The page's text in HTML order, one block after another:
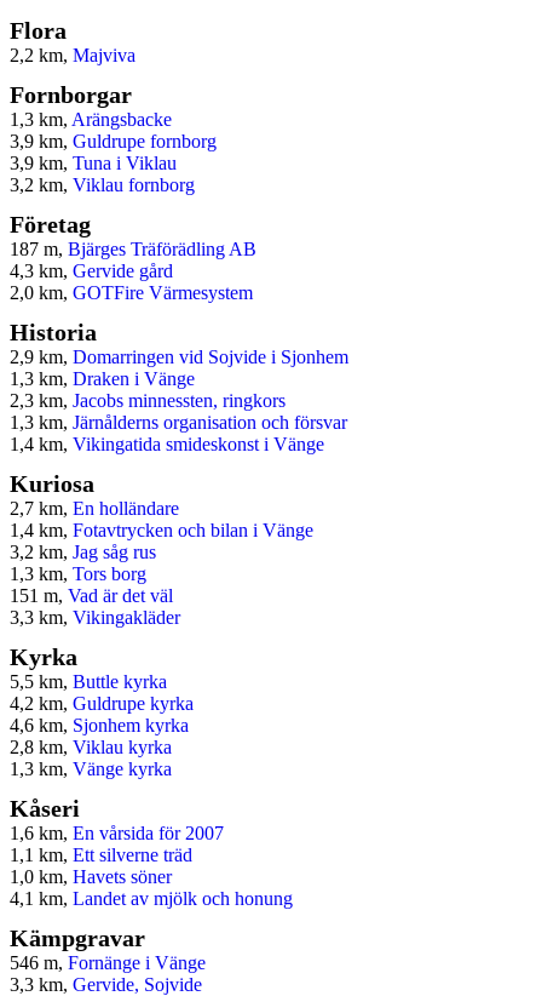
Flora
2,2 km, Majviva
Fornborgar
1,3 km, Arängsbacke
3,9 km, Guldrupe fornborg
3,9 km, Tuna i Viklau
3,2 km, Viklau fornborg
Företag
187 m, Bjärges Träförädling AB
4,3 km, Gervide gård
2,0 km, GOTFire Värmesystem
Historia
2,9 km, Domarringen vid Sojvide i Sjonhem
1,3 km, Draken i Vänge
2,3 km, Jacobs minnessten, ringkors
1,3 km, Järnålderns organisation och försvar
1,4 km, Vikingatida smideskonst i Vänge
Kuriosa
2,7 km, En holländare
1,4 km, Fotavtrycken och bilan i Vänge
3,2 km, Jag såg rus
1,3 km, Tors borg
151 m, Vad är det väl
3,3 km, Vikingakläder
Kyrka
5,5 km, Buttle kyrka
4,2 km, Guldrupe kyrka
4,6 km, Sjonhem kyrka
2,8 km, Viklau kyrka
1,3 km, Vänge kyrka
Kåseri
1,6 km, En vårsida för 2007
1,1 km, Ett silverne träd
1,0 km, Havets söner
4,1 km, Landet av mjölk och honung
Kämpgravar
546 m, Fornänge i Vänge
3,3 km, Gervide, Sojvide